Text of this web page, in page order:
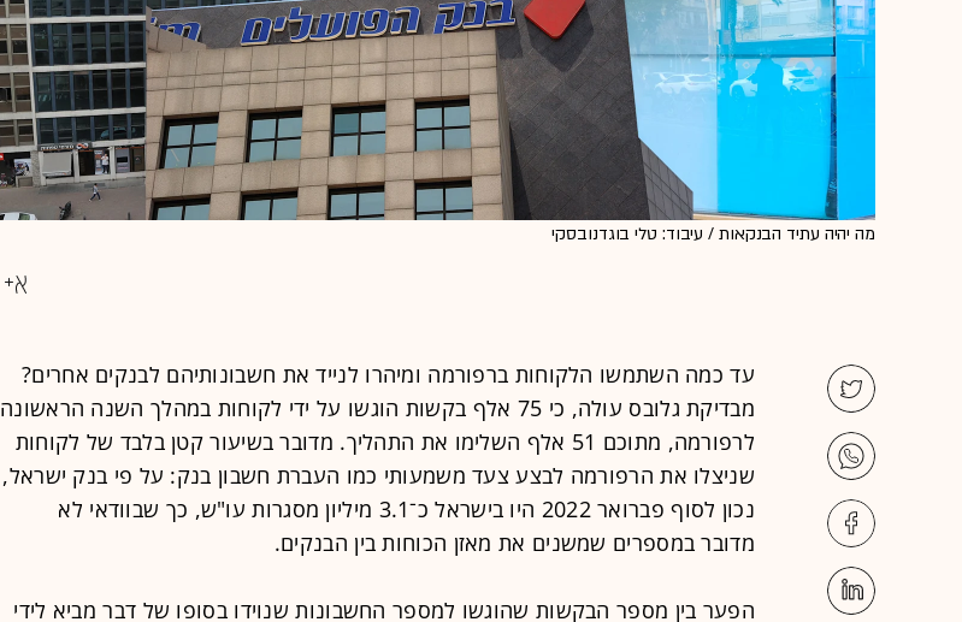
מה יהיה עתיד הבנקאות / עיבוד: טלי בוגדנובסקי
עד כמה השתמשו הלקוחות ברפורמה ומיהרו לנייד את חשבונותיהם לבנקים אחרים?
מבדיקת גלובס עולה, כי 75 אלף בקשות הוגשו על ידי לקוחות במהלך השנה הראשונה
לרפורמה, מתוכם 51 אלף השלימו את התהליך. מדובר בשיעור קטן בלבד של לקוחות
שניצלו את הרפורמה לבצע צעד משמעותי כמו העברת חשבון בנק: על פי בנק ישראל,
נכון לסוף פברואר 2022 היו בישראל כ־3.1 מיליון מסגרות עו"ש, כך שבוודאי לא
מדובר במספרים שמשנים את מאזן הכוחות בין הבנקים.
הפער בין מספר הבקשות שהוגשו למספר החשבונות שנוידו בסופו של דבר מביא לידי